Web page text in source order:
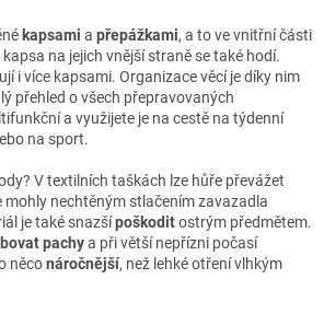
kapsami a přepážkami, a to ve vnitřní části
na jejich vnější straně se také hodí.
i více kapsami. Organizace věcí je díky nim
přehled o všech přepravovaných
a využijete je na cestě na týdenní
na sport.
V textilních taškách lze hůře převážet
mohly nechtěným stlačením zavazadla
je také snazšípoškoditostrým předmětem.
pachya při větší nepřízni počasí
něconáročnější, než lehké otření vlhkým